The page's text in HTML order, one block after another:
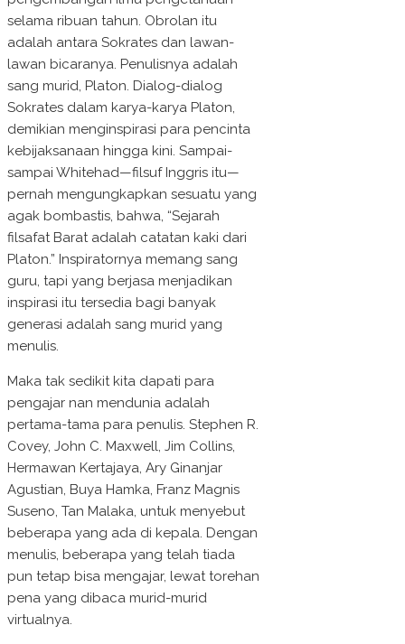
selama ribuan tahun. Obrolan itu
adalah antara Sokrates dan lawan-
lawan bicaranya. Penulisnya adalah
sang murid, Platon. Dialog-dialog
Sokrates dalam karya-karya Platon,
demikian menginspirasi para pencinta
kebijaksanaan hingga kini. Sampai-
sampai Whitehad—filsuf Inggris itu—
pernah mengungkapkan sesuatu yang
agak bombastis, bahwa, “Sejarah
filsafat Barat adalah catatan kaki dari
Platon.” Inspiratornya memang sang
guru, tapi yang berjasa menjadikan
inspirasi itu tersedia bagi banyak
generasi adalah sang murid yang
menulis.
Maka tak sedikit kita dapati para
pengajar nan mendunia adalah
pertama-tama para penulis. Stephen R.
Covey, John C. Maxwell, Jim Collins,
Hermawan Kertajaya, Ary Ginanjar
Agustian, Buya Hamka, Franz Magnis
Suseno, Tan Malaka, untuk menyebut
beberapa yang ada di kepala. Dengan
menulis, beberapa yang telah tiada
pun tetap bisa mengajar, lewat torehan
pena yang dibaca murid-murid
virtualnya.